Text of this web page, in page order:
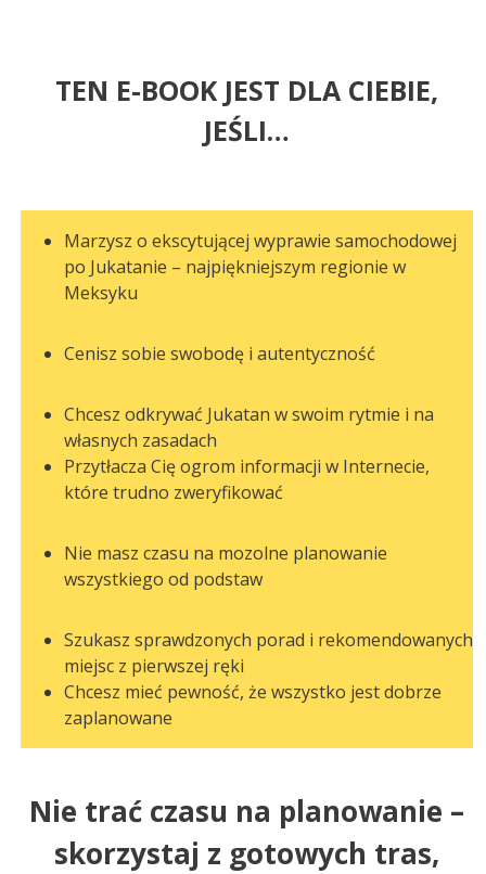
TEN E-BOOK JEST DLA CIEBIE,
JEŚLI…
Marzysz o ekscytującej wyprawie samochodowej
po Jukatanie – najpiękniejszym regionie w
Meksyku
Cenisz sobie swobodę i autentyczność
Chcesz odkrywać Jukatan w swoim rytmie i na
własnych zasadach
Przytłacza Cię ogrom informacji w Internecie,
które trudno zweryfikować
Nie masz czasu na mozolne planowanie
wszystkiego od podstaw
Szukasz sprawdzonych porad i rekomendowanych
miejsc z pierwszej ręki
Chcesz mieć pewność, że wszystko jest dobrze
zaplanowane
Nie trać czasu na planowanie –
skorzystaj z gotowych tras,